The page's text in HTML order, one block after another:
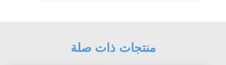
منتجات ذات صلة